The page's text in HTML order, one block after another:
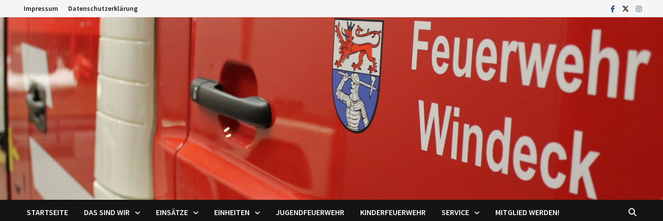
Inhalt
springen
Impressum Datenschutzerklärung
STARTSEITE DAS SIND WIR EINSÄTZE EINHEITEN JUGENDFEUERWEHR KINDERFEUERWEHR SERVICE MITGLIED WERDEN!